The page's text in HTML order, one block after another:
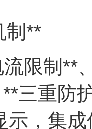
制**
限制**
三重防
示，集